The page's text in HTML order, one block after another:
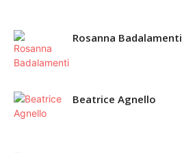
Rosanna Badalamenti
Beatrice Agnello